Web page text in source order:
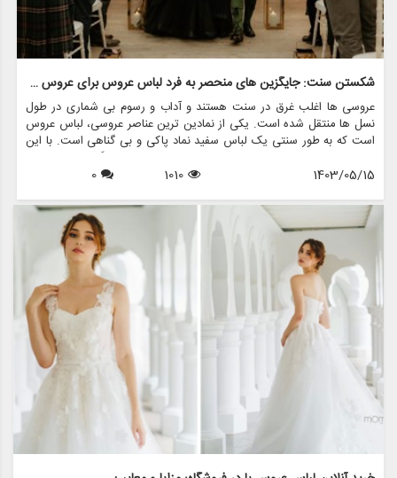
شکستن سنت: جایگزین های منحصر به فرد لباس عروس برای عروس جسور
عروسی ها اغلب غرق در سنت هستند و آداب و رسوم بی شماری در طول
نسل ها منتقل شده است. یکی از نمادین ترین عناصر عروسی، لباس عروس
است که به طور سنتی یک لباس سفید نماد پاکی و بی گناهی است. با این
حال، در سال های اخیر، بسیاری از عروس ها تصمیم گرفته اند از این
قراردادها فاصله بگیرند و جایگزین های منحصربه فردی برای لباس عروس
یک عروس جسور هستید که به دنبال بیانیه ای در روز خاص خود هستید،
این مقاله به بررسی برخی از جایگزین های هیجان انگیز برای لباس عروس
کلاسیک می پردازد و اینکه مزون چرخچی چگونه می تواند به شما در پیدا
کردن یا ایجاد ظاهری عالی کمک کند.
1403/05/15
1010
0